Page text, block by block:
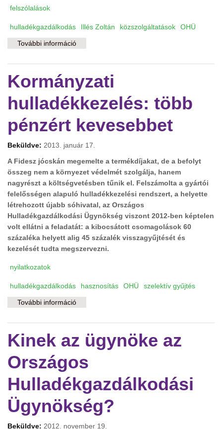
felszólalások
hulladékgazdálkodás Illés Zoltán közszolgáltatások OHÜ
További információ
Kormányzati
hulladékkezelés: több
pénzért kevesebbet
Beküldve: 2013. január 17.
A Fidesz jócskán megemelte a termékdíjakat, de a befolyt
összeg nem a környezet védelmét szolgálja, hanem
nagyrészt a költségvetésben tűnik el. Felszámolta a gyártói
felelősségen alapuló hulladékkezelési rendszert, a helyette
létrehozott újabb sóhivatal, az Országos
Hulladékgazdálkodási Ügynökség viszont 2012-ben képtelen
volt ellátni a feladatát: a kibocsátott csomagolások 60
százaléka helyett alig 45 százalék visszagyűjtését és
kezelését tudta megszervezni.
nyilatkozatok
hulladékgazdálkodás hasznosítás OHÜ szelektív gyűjtés
További információ
Kinek az ügynöke az
Országos
Hulladékgazdálkodási
Ügynökség?
Beküldve: 2012. november 19.